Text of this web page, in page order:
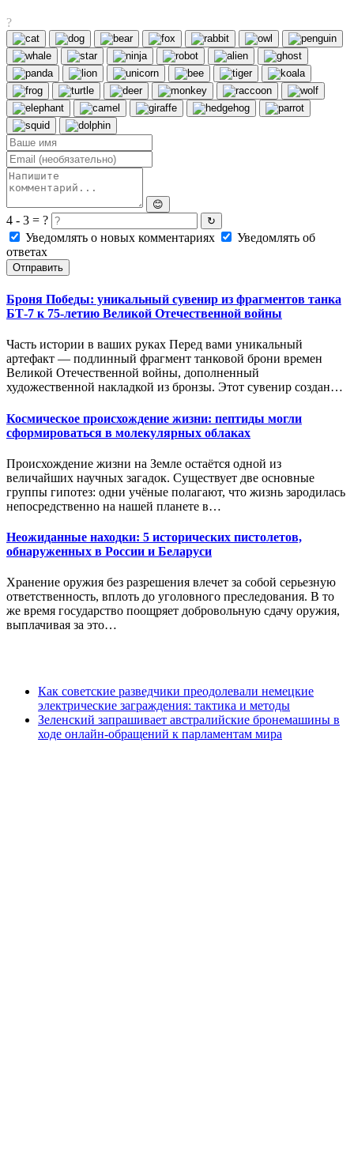
?
😊
4 - 3 = ? ↻
Уведомлять о новых комментариях
Уведомлять об
ответах
Отправить
Броня Победы: уникальный сувенир из фрагментов танка
БТ-7 к 75-летию Великой Отечественной войны
Часть истории в ваших руках Перед вами уникальный
артефакт — подлинный фрагмент танковой брони времен
Великой Отечественной войны, дополненный
художественной накладкой из бронзы. Этот сувенир создан…
Космическое происхождение жизни: пептиды могли
сформироваться в молекулярных облаках
Происхождение жизни на Земле остаётся одной из
величайших научных загадок. Существует две основные
группы гипотез: одни учёные полагают, что жизнь зародилась
непосредственно на нашей планете в…
Неожиданные находки: 5 исторических пистолетов,
обнаруженных в России и Беларуси
Хранение оружия без разрешения влечет за собой серьезную
ответственность, вплоть до уголовного преследования. В то
же время государство поощряет добровольную сдачу оружия,
выплачивая за это…
Как советские разведчики преодолевали немецкие
электрические заграждения: тактика и методы
Зеленский запрашивает австралийские бронемашины в
ходе онлайн-обращений к парламентам мира